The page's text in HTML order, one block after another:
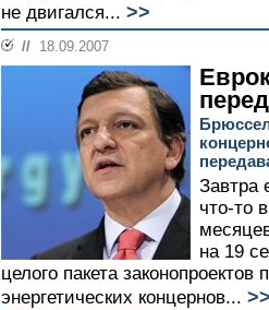
не двигался... >>
// 18.09.2007
Завтра
что-то
на 19
целого пакета
энергетических концернов...